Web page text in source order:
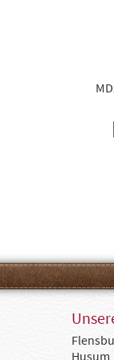
Husum